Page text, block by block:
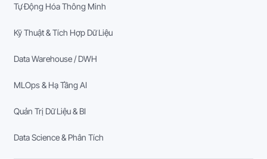
Tự Động Hóa Thông Minh
Kỹ Thuật & Tích Hợp Dữ Liệu
Data Warehouse / DWH
MLOps & Hạ Tầng AI
Quản Trị Dữ Liệu & BI
Data Science & Phân Tích